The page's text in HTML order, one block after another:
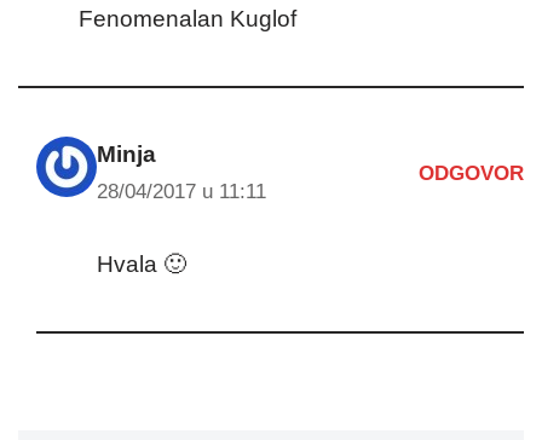
Fenomenalan Kuglof
Minja
28/04/2017 u 11:11
ODGOVOR
Hvala 🙂